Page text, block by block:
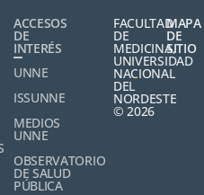
ACCESOS
DE
INTERÉS
UNNE
ISSUNNE
MEDIOS
UNNE
OBSERVATORIO
DE SALUD
PÚBLICA
FACULTAD
DE
MEDICINA,
UNIVERSIDAD
NACIONAL
DEL
NORDESTE
© 2026
MAPA
DE
SITIO